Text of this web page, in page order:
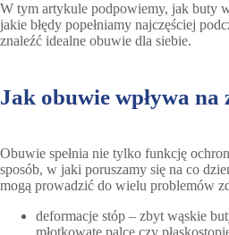
W tym artykule podpowiemy, jak buty
jakie błędy popełniamy najczęściej
znaleźć idealne obuwie dla siebie.
Jak obuwie wpływa na
Obuwie spełnia nie tylko funkcję
sposób, w jaki poruszamy się na co
mogą prowadzić do wielu problemów
deformacje stóp – zbyt wąskie
młotkowate palce czy